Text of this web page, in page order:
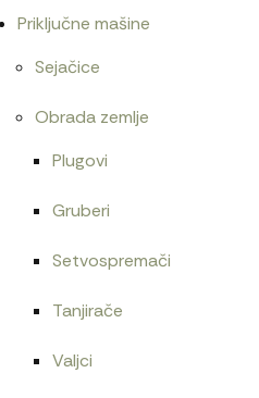
Priključne mašine
Sejačice
Obrada zemlje
Plugovi
Gruberi
Setvospremači
Tanjirače
Valjci